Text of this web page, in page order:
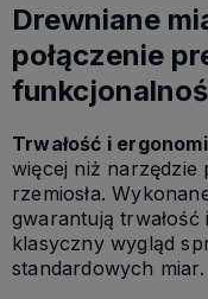
Drewniane
połączenie
Trwałość i
więcej niż narzędzie
rzemiosła.
gwarantują
klasyczny wygląd
standardowych miar.